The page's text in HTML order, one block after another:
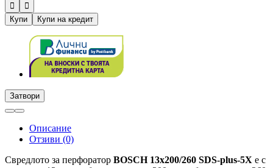


Купи
Купи на кредит
Затвори
Описание
Отзиви (0)
Свредлото за перфоратор BOSCH 13x200/260 SDS-plus-5Х е с